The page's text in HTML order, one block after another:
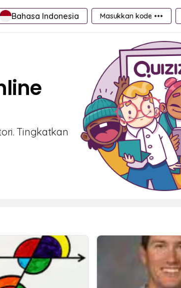
Bahasa Indonesia Masukkan kode •••
Tingkatkan